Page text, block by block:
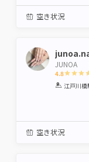
空き状況
JUNOA
4.8
1 2 3 4
江戸川橋
空き状況